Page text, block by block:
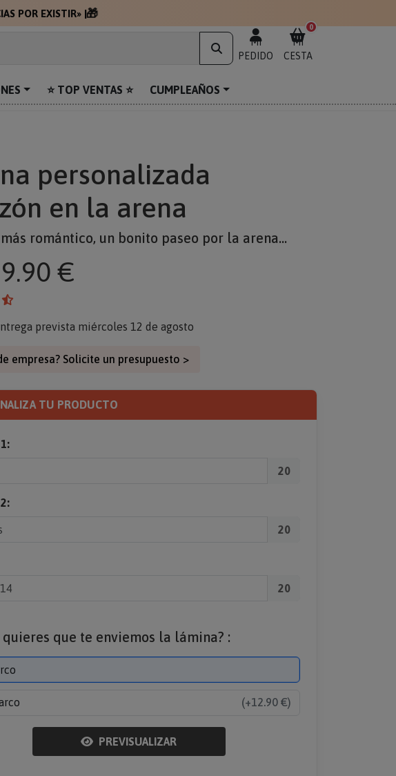
POR EXISTIR» 🎁
MI
PEDIDO
0
MI
CESTA
⭐ TOP VENTAS ⭐ CUMPLEAÑOS
personalizada
en la arena
romántico, un bonito paseo por la arena...
9.90 €
prevista miércoles 12 de agosto
empresa? Solicite un presupuesto >
TU PRODUCTO
20
20
20
quieres que te enviemos la lámina? :
(+12.90 €)
PREVISUALIZAR